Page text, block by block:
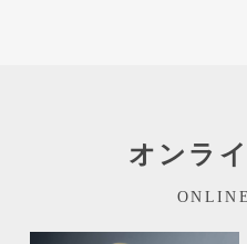
オンラ